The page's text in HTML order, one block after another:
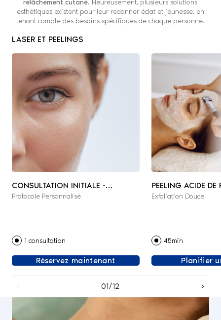
relâchement cutané. Heureusement, plusieurs solutions
esthétiques existent pour leur redonner éclat et jeunesse, en
tenant compte des besoins spécifiques de chaque personne.
LASER ET PEELINGS
CONSULTATION INITIALE -
MÉDECINE ESTHÉTIQUE &
Protocole Personnalisé
1 consultation
Réservez maintenant
PEELING ACIDE DE
Exfoliation Douce
45min
Planifier
01/12